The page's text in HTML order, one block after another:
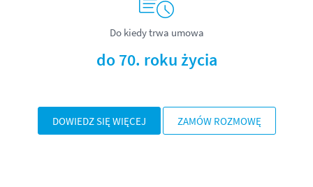
Do kiedy trwa umowa
do 70. roku życia
DOWIEDZ SIĘ WIĘCEJ ZAMÓW ROZMOWĘ